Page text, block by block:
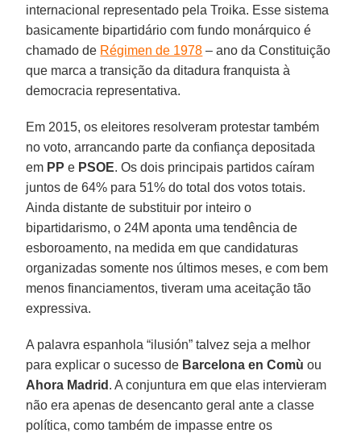
internacional representado pela Troika. Esse sistema
basicamente bipartidário com fundo monárquico é
chamado de Régimen de 1978 – ano da Constituição
que marca a transição da ditadura franquista à
democracia representativa.
Em 2015, os eleitores resolveram protestar também
no voto, arrancando parte da confiança depositada
em PP e PSOE. Os dois principais partidos caíram
juntos de 64% para 51% do total dos votos totais.
Ainda distante de substituir por inteiro o
bipartidarismo, o 24M aponta uma tendência de
esboroamento, na medida em que candidaturas
organizadas somente nos últimos meses, e com bem
menos financiamentos, tiveram uma aceitação tão
expressiva.
A palavra espanhola “ilusión” talvez seja a melhor
para explicar o sucesso de Barcelona en Comù ou
Ahora Madrid . A conjuntura em que elas intervieram
não era apenas de desencanto geral ante a classe
política, como também de impasse entre os